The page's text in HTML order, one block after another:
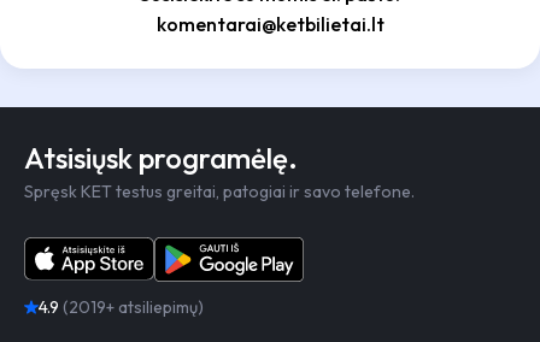
komentarai@ketbilietai.lt
Atsisiųsk programėlę.
Spręsk KET testus greitai, patogiai ir savo telefone.
4.9 (2019+ atsiliepimų)